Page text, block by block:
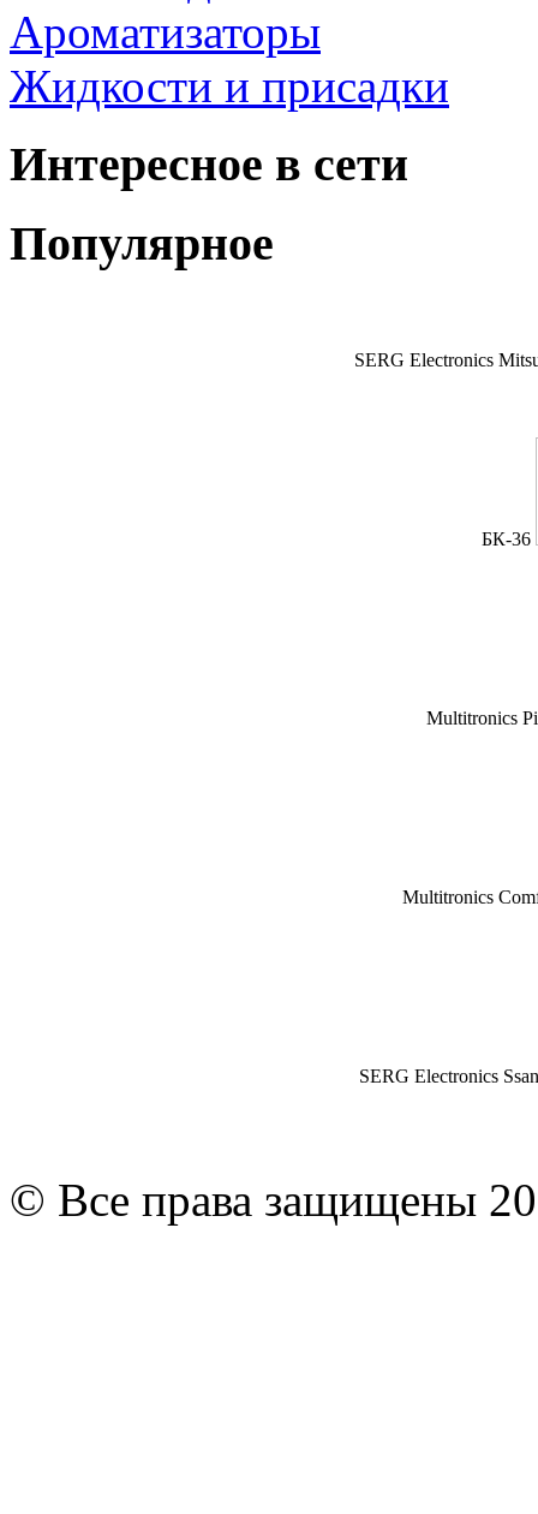
Ароматизаторы
Жидкости и присадки
Интересное в сети
Популярное
SERG Electronics
БК-36
Multitronics
Multitronics
SERG Electronics
© Все права защищены